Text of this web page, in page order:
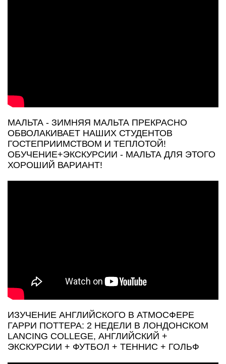
МАЛЬТА - ЗИМНЯЯ МАЛЬТА ПРЕКРАСНО
ОБВОЛАКИВАЕТ НАШИХ СТУДЕНТОВ
ГОСТЕПРИИМСТВОМ И ТЕПЛОТОЙ!
ОБУЧЕНИЕ+ЭКСКУРСИИ - МАЛЬТА ДЛЯ ЭТОГО
ХОРОШИЙ ВАРИАНТ!
ИЗУЧЕНИЕ АНГЛИЙСКОГО В АТМОСФЕРЕ
ГАРРИ ПОТТЕРА: 2 НЕДЕЛИ В ЛОНДОНСКОМ
LANCING COLLEGE, АНГЛИЙСКИЙ +
ЭКСКУРСИИ + ФУТБОЛ + ТЕННИС + ГОЛЬФ